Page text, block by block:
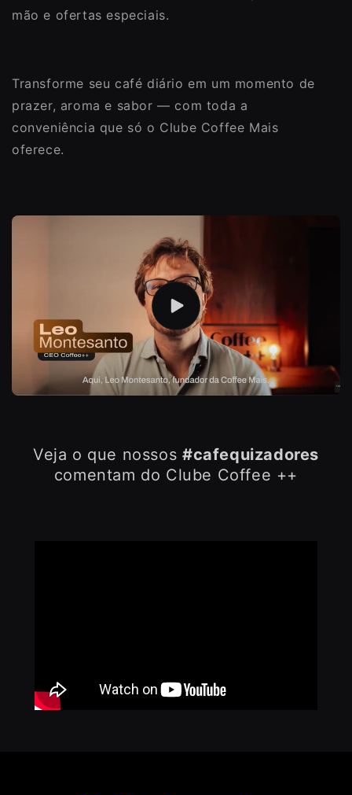
mão e ofertas especiais.
Transforme seu café diário em um momento de
prazer, aroma e sabor — com toda a
conveniência que só o Clube Coffee Mais
oferece.
Veja o que nossos #cafequizadores
comentam do Clube Coffee ++